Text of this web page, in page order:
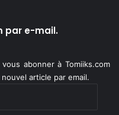
par e-mail.
abonner à Tomiiks.com
article par email.